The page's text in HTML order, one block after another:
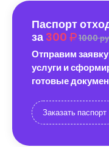
Паспорт
за 300 1000
Отправим
услуги и
готовые
Заказать паспорт